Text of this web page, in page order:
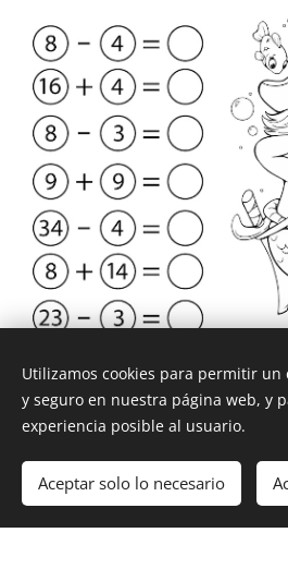
Creado conWebnode
Utilizamos cookies para permitir
y seguro en nuestra página web, y
experiencia posible al usuario.
Aceptar solo lo necesario